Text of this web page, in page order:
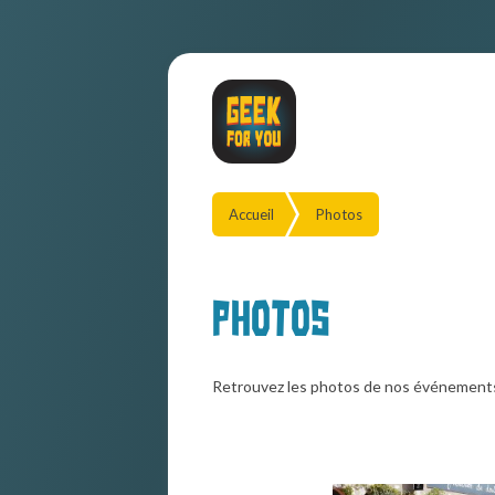
Accueil Photos
Photos
Retrouvez les photos de nos